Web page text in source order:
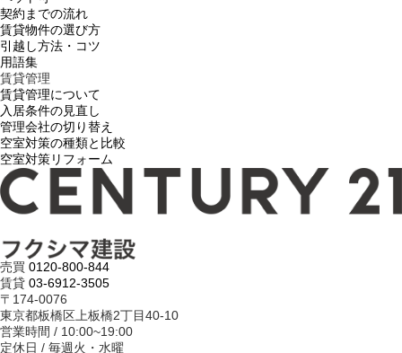
契約までの流れ
賃貸物件の選び方
引越し方法・コツ
用語集
賃貸管理
賃貸管理について
入居条件の見直し
管理会社の切り替え
空室対策の種類と比較
空室対策リフォーム
売買 0120-800-844
賃貸 03-6912-3505
〒174-0076
東京都板橋区上板橋2丁目40-10
営業時間 / 10:00~19:00
定休日 / 毎週火・水曜